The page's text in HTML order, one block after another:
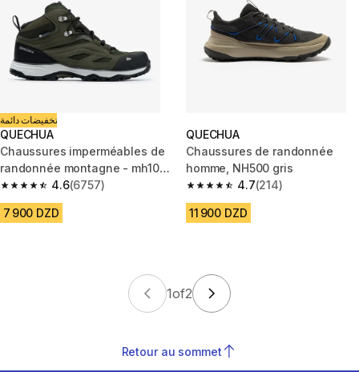
تخفيضات دائمة
QUECHUA
Chaussures imperméables de
randonnée montagne - mh100
mid khaki - homme
4.6
4.6 out of 5 stars from 6757 reviews
(6757)
7 900 DZD
QUECHUA
Chaussures de randonnée
homme, NH500 gris
4.7
4.7 out of 5 stars from 214
(214)
11 900 DZD
1of2
Retour au sommet